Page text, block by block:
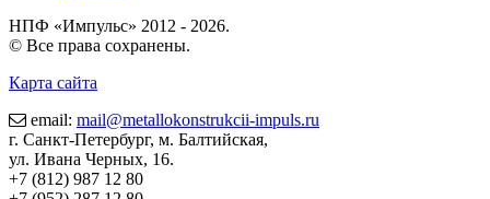
НПФ «Импульс» 2012 - 2026.
© Все права сохранены.
Карта сайта
email: mail@metallokonstrukcii-impuls.ru
г. Санкт-Петербург, м. Балтийская,
ул. Ивана Черных, 16.
+7 (812) 987 12 80